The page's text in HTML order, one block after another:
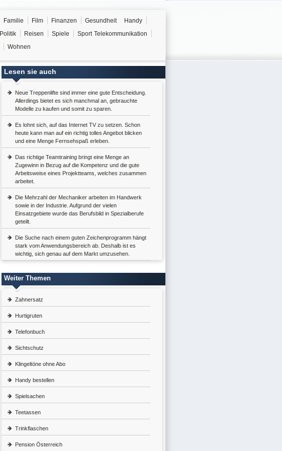
Familie Film Finanzen Gesundheit
Handy
Politik Reisen Spiele Sport Telekommunikation
Wohnen
Lesen sie auch
Neue Treppenlifte sind immer eine gute Entscheidung.
Allerdings bietet es sich manchmal an, gebrauchte
Modelle zu kaufen und somit zu sparen.
Es lohnt sich, auf das Internet TV zu setzen. Schon
heute kann man auf ein richtig tolles Angebot blicken
und eine Menge Fernsehspaß erleben.
Das richtige Teamtraining bringt eine Menge an
Zugewinn in Bezug auf die Kompetenz und die gute
Arbeitsweise eines Projektteams, welches zusammen
arbeitet.
Die Mehrzahl der Mechaniker arbeiten im Handwerk
sowie in der Industrie. Aufgrund der vielen
Einsatzgebiete wurde das Berufsbild in Spezialberufe
geteilt.
Die Suche nach einem guten Zeichenprogramm hängt
stark vom Anwendungsbereich ab. Deshalb ist es
wichtig, sich genau auf dem Markt umzusehen.
Weiter Themen
Zahnersatz
Hurtigruten
Telefonbuch
Sichtschutz
Klingeltöne ohne Abo
Handy bestellen
Spielsachen
Teetassen
Trinkflaschen
Pension Österreich